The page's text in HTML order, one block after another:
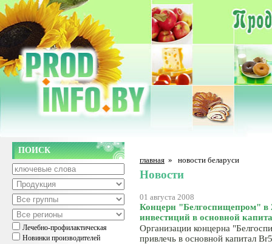
ПОИСК
Лечебно-профилактическая
Новинки производителей
главная » новости беларуси
Новости
01 августа 2008
Концерн "Белгоспищепром" в
инвестиций в основной
Организации концерна
привлечь в основной капитал